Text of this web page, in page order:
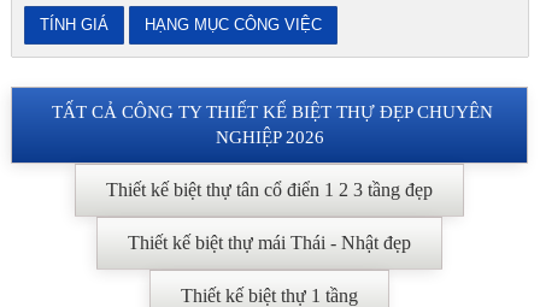
TẤT CẢ CÔNG TY THIẾT KẾ BIỆT THỰ ĐẸP CHUYÊN
NGHIỆP 2026
Thiết kế biệt thự tân cổ điển 1 2 3 tầng đẹp
Thiết kế biệt thự mái Thái - Nhật đẹp
Thiết kế biệt thự 1 tầng